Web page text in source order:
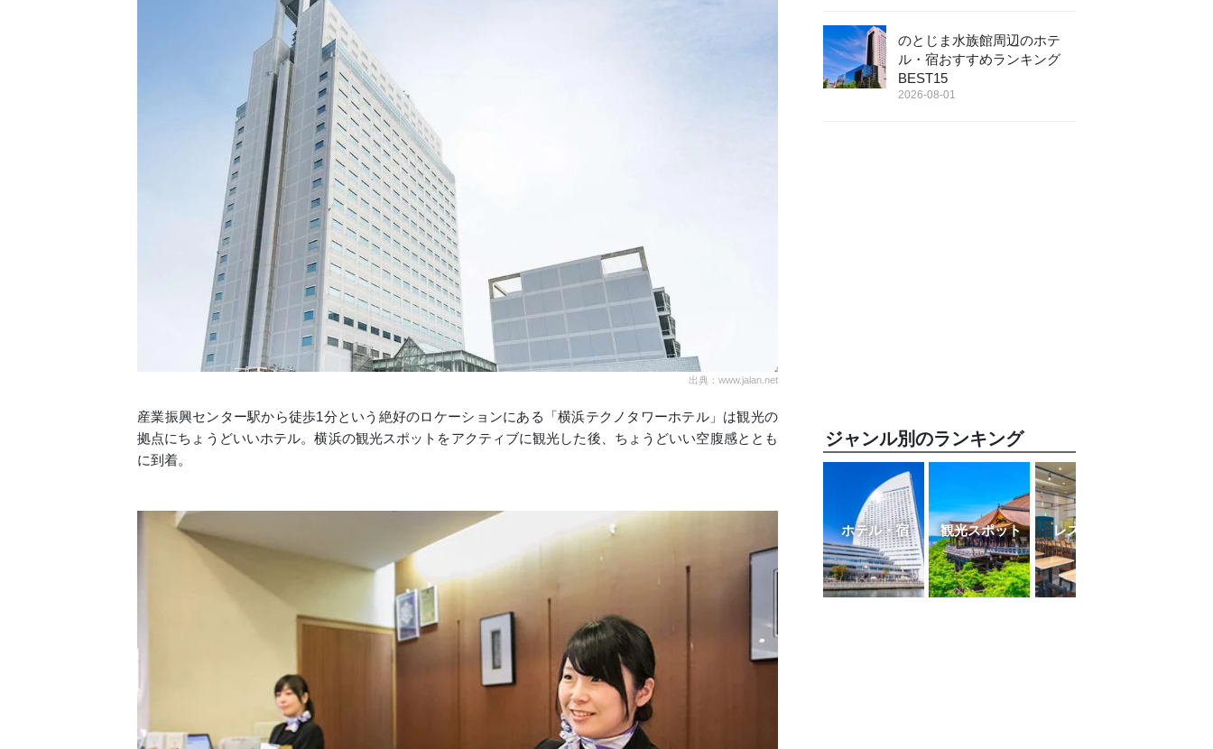
出典：www.jalan.net
産業振興センター駅から徒歩1分という絶好のロケーションにある「横浜テクノタワーホテル」は観光の
拠点にちょうどいいホテル。横浜の観光スポットをアクティブに観光した後、ちょうどいい空腹感ととも
に到着。
のとじま水族館周辺のホテ
ル・宿おすすめランキング
BEST15
2026-08-01
ジャンル別のランキング
ホテル・宿 観光スポット レストラン